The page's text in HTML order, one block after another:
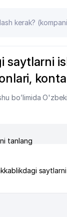
saytlarni
bo’limida
tanlang